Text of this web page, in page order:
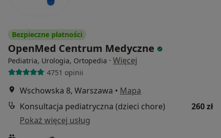
Bezpieczne płatności
OpenMed Centrum Medyczne
Pediatria, Urologia, Ortopedia · Więcej
4751 opinii
Wschowska 8, Warszawa • Mapa
Konsultacja pediatryczna (dzieci chore)
260 zł
Pokaż więcej usług